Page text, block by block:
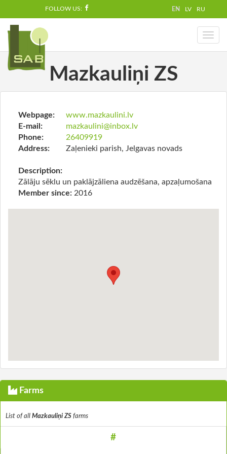
FOLLOW US: EN LV RU
Toggle
Mazkauliņi ZS
Webpage:
www.mazkaulini.lv
E-mail:
mazkaulini@inbox.lv
Phone:
26409919
Address:
Zaļenieki parish, Jelgavas novads
Description:
Zālāju sēklu un paklājzāliena audzēšana, apzaļumošana
Member since: 2016
Farms
List of all Mazkauliņi ZS farms
#